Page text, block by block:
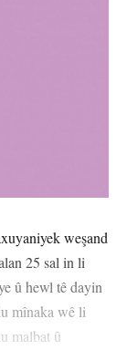
weşand
25 sal in li
û hewl tê dayin
mînaka wê li
malbat û